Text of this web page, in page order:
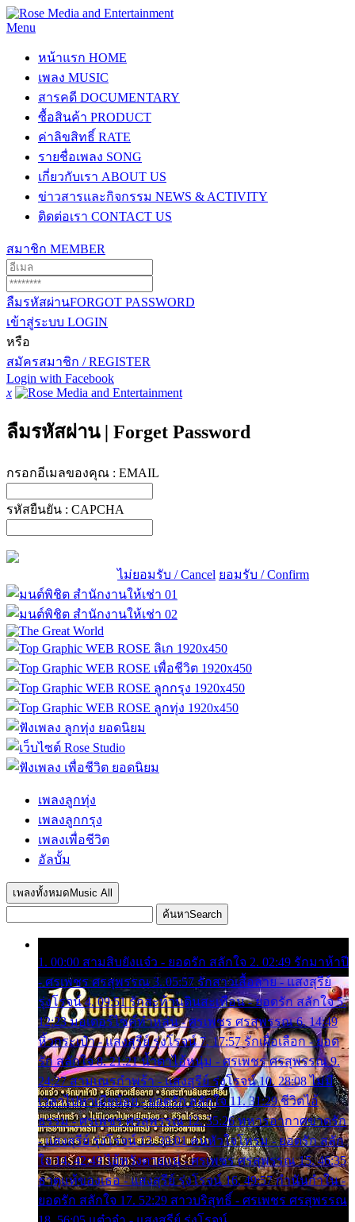
Menu
หน้าแรก HOME
เพลง MUSIC
สารคดี DOCUMENTARY
ซื้อสินค้า PRODUCT
ค่าลิขสิทธิ์ RATE
รายชื่อเพลง SONG
เกี่ยวกับเรา ABOUT US
ข่าวสารและกิจกรรม NEWS & ACTIVITY
ติดต่อเรา CONTACT US
สมาชิก MEMBER
ลืมรหัสผ่านFORGOT PASSWORD
เข้าสู่ระบบ LOGIN
หรือ
สมัครสมาชิก / REGISTER
Login with Facebook
x
ลืมรหัสผ่าน | Forget Password
กรอกอีเมลของคุณ : EMAIL
รหัสยืนยัน : CAPCHA
ไม่ยอมรับ / Cancel ยอมรับ / Confirm
เพลงลูกทุ่ง
เพลงลูกกรุง
เพลงเพื่อชีวิต
อัลบั้ม
เพลงทั้งหมด Music All
ค้นหาSearch
1. 00:00 สามสิบยังแจ๋ว - ยอดรัก สลักใจ 2. 02:49 รักมาห้าปี
- ศรเพชร ศรสุพรรณ 3. 05:57 รักสาวเสื้อลาย - แสงสุรีย์
รุ่งโรจน์ 4. 09:51 รักสะท้านดินสะเทือน - ยอดรัก สลักใจ 5.
12:23 มอเตอร์ไซค์ทำหล่น - ศรเพชร ศรสุพรรณ 6. 14:49
หิ้วกระเป๋า - แสงสุรีย์ รุ่งโรจน์ 7. 17:57 รักเผื่อเลือก - ยอด
รัก สลักใจ 8. 21:21 น้ำตาไอ้หนุ่ม - ศรเพชร ศรสุพรรณ 9.
24:27 สามเณรกำพร้า - แสงสุรีย์ รุ่งโรจน์ 10. 28:08 ไม่มี
เวลาไปหาเมียน้อย - ยอดรัก สลักใจ 11. 31:29 ชีวิตไอ้
ธรรม - ศรเพชร ศรสุพรรณ 12. 35:26 ทหารอากาศขาดรัก
- แสงสุรีย์ รุ่งโรจน์ 13. 39:01 คนหัวใจโทรม - ยอดรัก สลัก
ใจ 14. 42:49 ไอ้หวังตายแน่ - ศรเพชร ศรสุพรรณ 15. 46:35
ธาตุแท้ของเธอ - แสงสุรีย์ รุ่งโรจน์ 16. 49:57 กำนันกำใน -
ยอดรัก สลักใจ 17. 52:29 สาวบริสุทธิ์ - ศรเพชร ศรสุพรรณ